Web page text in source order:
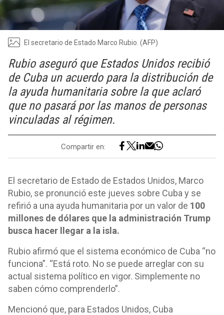
El secretario de Estado Marco Rubio. (AFP)
Rubio aseguró que Estados Unidos recibió
de Cuba un acuerdo para la distribución de
la ayuda humanitaria sobre la que aclaró
que no pasará por las manos de personas
vinculadas al régimen.
Compartir en:
El secretario de Estado de Estados Unidos, Marco
Rubio, se pronunció este jueves sobre Cuba y se
refirió a una ayuda humanitaria por un valor de 100
millones de dólares que la administración Trump
busca hacer llegar a la isla.
Rubio afirmó que el sistema económico de Cuba “no
funciona”. “Está roto. No se puede arreglar con su
actual sistema político en vigor. Simplemente no
saben cómo comprenderlo”.
Mencionó que, para Estados Unidos, Cuba